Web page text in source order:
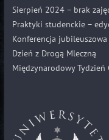
Sierpień 2024 – brak
Praktyki studenckie –
Konferencja jubileuszowa
Dzień z Drogą Mleczną
Międzynarodowy